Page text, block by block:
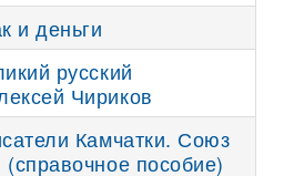
и деньги
русский
Чириков
Камчатки. Союз
пособие)